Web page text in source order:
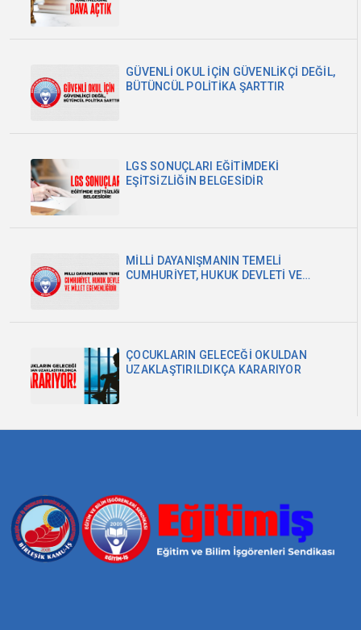
GÜVENLİ OKUL İÇİN GÜVENLİKÇİ DEĞİL,
BÜTÜNCÜL POLİTİKA ŞARTTIR
LGS SONUÇLARI EĞİTİMDEKİ
EŞİTSİZLİĞİN BELGESİDİR
MİLLİ DAYANIŞMANIN TEMELİ
CUMHURİYET, HUKUK DEVLETİ VE
ÇOCUKLARIN GELECEĞİ OKULDAN
UZAKLAŞTIRILDIKÇA KARARIYOR